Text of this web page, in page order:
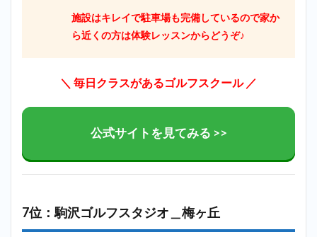
施設はキレイで駐車場も完備しているので家か
ら近くの方は体験レッスンからどうぞ♪
＼ 毎日クラスがあるゴルフスクール ／
公式サイトを見てみる >>
7位：駒沢ゴルフスタジオ＿梅ヶ丘